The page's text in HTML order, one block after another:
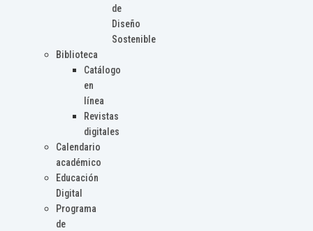
de
Diseño
Sostenible
Biblioteca
Catálogo
en
línea
Revistas
digitales
Calendario
académico
Educación
Digital
Programa
de